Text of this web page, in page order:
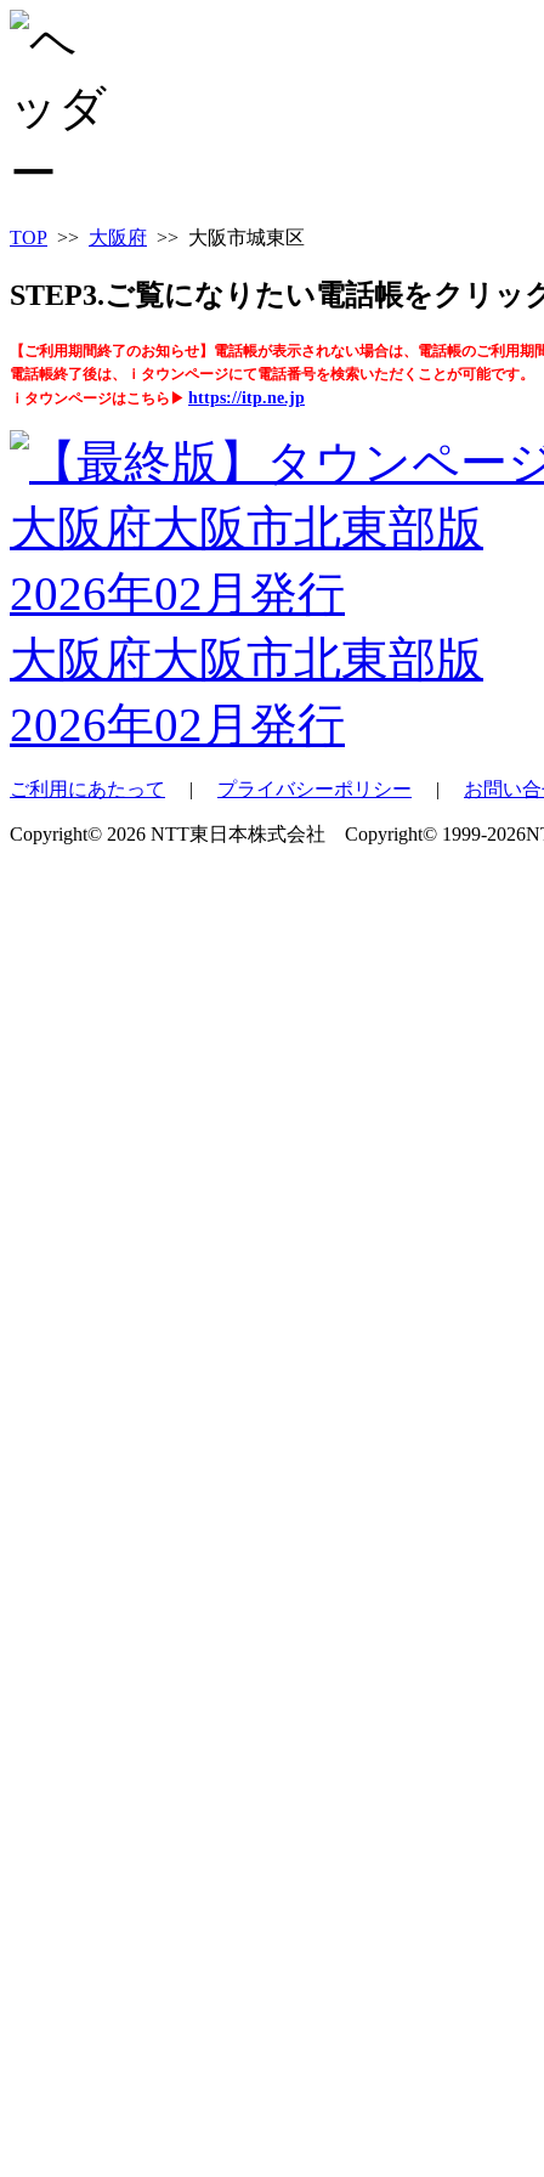
TOP >> 大阪府 >> 大阪市城東区
STEP3.ご覧になりたい電話帳をクリッ
【ご利用期間終了のお知らせ】電話帳が表示されない場合は、電話帳のご利用期
電話帳終了後は、ｉタウンページにて電話番号を検索いただくことが可能です。
ｉタウンページはこちら▶ https://itp.ne.jp
大阪府大阪市北東部版
2026年02月発行
ご利用にあたって | プライバシーポリシー | お問い
Copyright© 2026 NTT東日本株式会社 Copyright© 1999-